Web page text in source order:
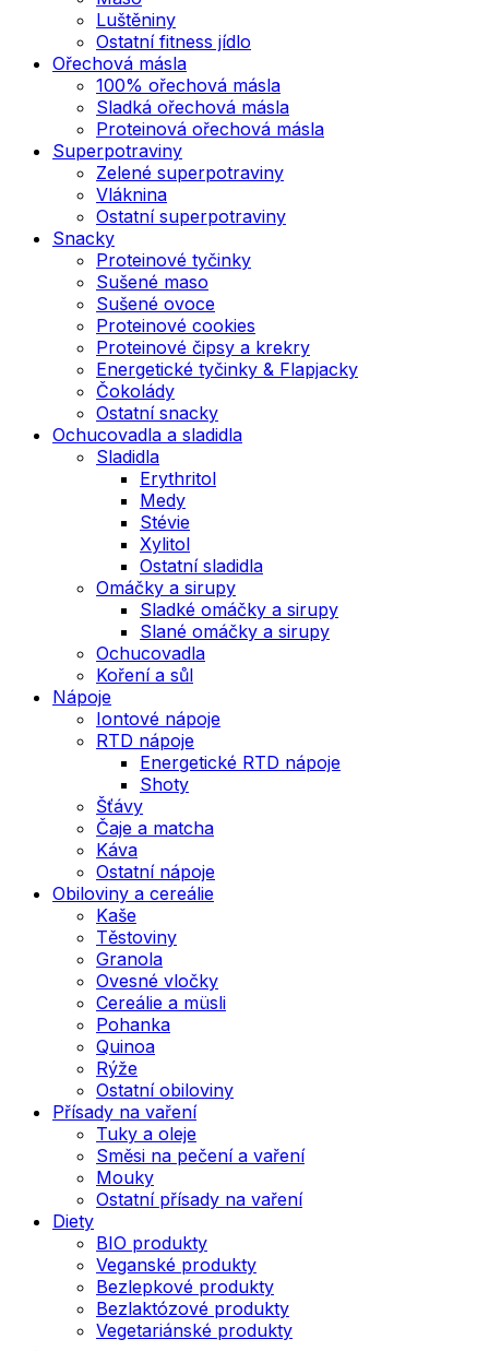
Luštěniny
Ostatní fitness jídlo
Ořechová másla
100% ořechová másla
Sladká ořechová másla
Proteinová ořechová másla
Superpotraviny
Zelené superpotraviny
Vláknina
Ostatní superpotraviny
Snacky
Proteinové tyčinky
Sušené maso
Sušené ovoce
Proteinové cookies
Proteinové čipsy a krekry
Energetické tyčinky & Flapjacky
Čokolády
Ostatní snacky
Ochucovadla a sladidla
Sladidla
Erythritol
Medy
Stévie
Xylitol
Ostatní sladidla
Omáčky a sirupy
Sladké omáčky a sirupy
Slané omáčky a sirupy
Ochucovadla
Koření a sůl
Nápoje
Iontové nápoje
RTD nápoje
Energetické RTD nápoje
Shoty
Šťávy
Čaje a matcha
Káva
Ostatní nápoje
Obiloviny a cereálie
Kaše
Těstoviny
Granola
Ovesné vločky
Cereálie a müsli
Pohanka
Quinoa
Rýže
Ostatní obiloviny
Přísady na vaření
Tuky a oleje
Směsi na pečení a vaření
Mouky
Ostatní přísady na vaření
Diety
BIO produkty
Veganské produkty
Bezlepkové produkty
Bezlaktózové produkty
Vegetariánské produkty